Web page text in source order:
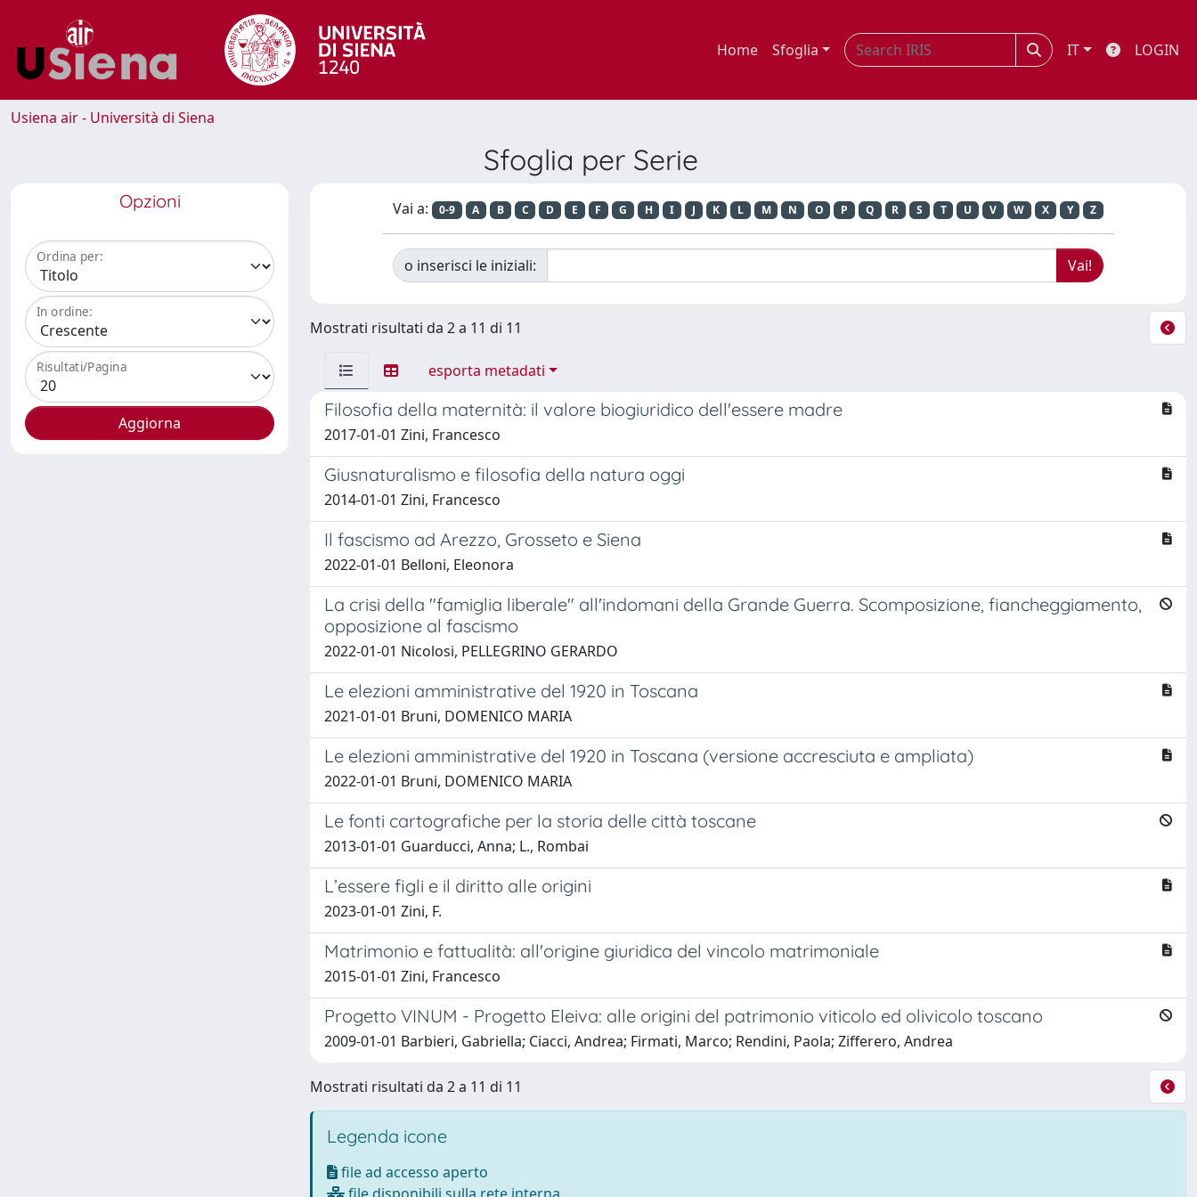
Home Sfoglia IT LOGIN
Usiena air - Università di Siena
Sfoglia per Serie
Opzioni
Ordina per:
In ordine:
Risultati/Pagina
Vai a: 0-9 A B C D E F G H I J K L M N O P Q R S T U V W X Y Z
o inserisci le iniziali:
Mostrati risultati da 2 a 11 di 11
esporta metadati
Filosofia della maternità: il valore biogiuridico dell'essere madre
2017-01-01 Zini, Francesco
Giusnaturalismo e filosofia della natura oggi
2014-01-01 Zini, Francesco
Il fascismo ad Arezzo, Grosseto e Siena
2022-01-01 Belloni, Eleonora
La crisi della "famiglia liberale" all'indomani della Grande Guerra. Scomposizione, fiancheggiamento,
opposizione al fascismo
2022-01-01 Nicolosi, PELLEGRINO GERARDO
Le elezioni amministrative del 1920 in Toscana
2021-01-01 Bruni, DOMENICO MARIA
Le elezioni amministrative del 1920 in Toscana (versione accresciuta e ampliata)
2022-01-01 Bruni, DOMENICO MARIA
Le fonti cartografiche per la storia delle città toscane
2013-01-01 Guarducci, Anna; L., Rombai
L’essere figli e il diritto alle origini
2023-01-01 Zini, F.
Matrimonio e fattualità: all'origine giuridica del vincolo matrimoniale
2015-01-01 Zini, Francesco
Progetto VINUM - Progetto Eleiva: alle origini del patrimonio viticolo ed olivicolo toscano
2009-01-01 Barbieri, Gabriella; Ciacci, Andrea; Firmati, Marco; Rendini, Paola; Zifferero, Andrea
Mostrati risultati da 2 a 11 di 11
Legenda icone
file ad accesso aperto